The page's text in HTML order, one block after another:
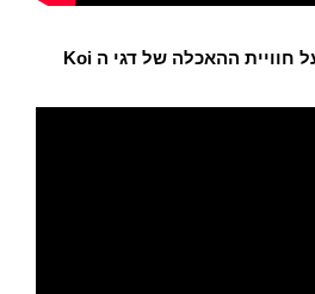
מצורף סרטון שצילמתי על חוויית ההאכלה של דגי ה Koi